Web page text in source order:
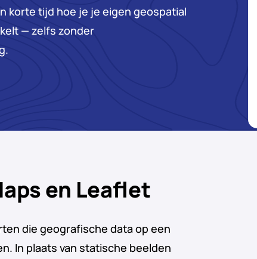
korte tijd hoe je je eigen geospatial
— zelfs zonder
en Leaflet
die geografische data op een
In plaats van statische beelden